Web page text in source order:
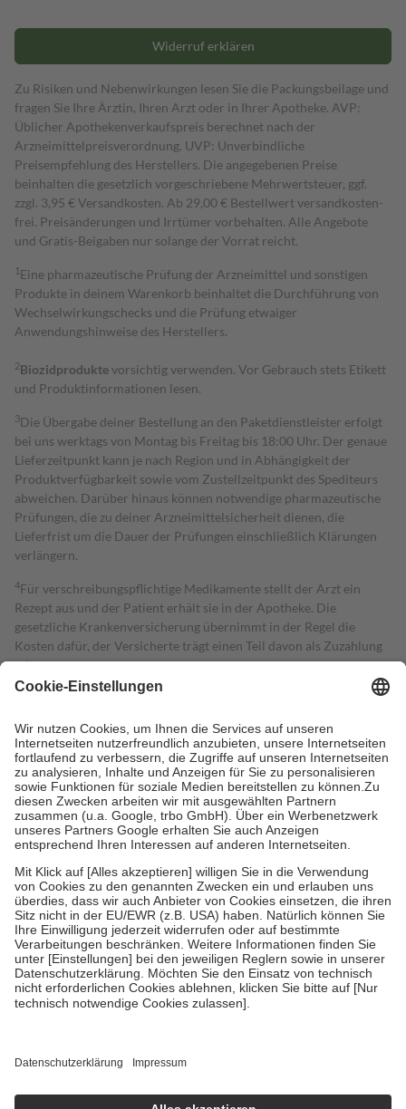
Widerruf erklären
Zu Risiken und Nebenwirkungen lesen Sie die Packungsbeilage und
fragen Sie Ihre Ärztin, Ihren Arzt oder in Ihrer Apotheke. AVP:
Üblicher Apothekenverkaufspreis berechnet nach der
Arzneimittelpreisverordnung. UVP: Unverbindliche
Preisempfehlung des Herstellers. Die angegebenen Preise
beinhalten die gesetzlich vorgeschriebene Mehrwertsteuer, ggf.
zzgl. 3,95 € Versandkosten. Ab 29,00 € Bestell­wert versand­kosten­
frei. Preisänderungen und Irrtümer vorbehalten. Alle Angebote
und Gratis-Beigaben nur solange der Vorrat reicht.
1 Eine pharmazeutische Prüfung der Arzneimittel und sonstigen
Produkte in deinem Warenkorb beinhaltet die Durchführung von
Wechselwirkungschecks und die Prüfung etwaiger
Anwendungshinweise des Herstellers.
2Biozidproduktevorsichtig verwenden. Vor Gebrauch stets Etikett
und Produktinformationen lesen.
3Die Übergabe deiner Bestellung an den Paketdienstleister erfolgt
bei uns werktags von Montag bis Freitag bis 18:00 Uhr. Der genaue
Lieferzeitpunkt kann je nach Region und in Abhängigkeit der
Produktverfügbarkeit sowie vom Zustellzeitpunkt des Spediteurs
abweichen. Darüber hinaus können notwendige pharmazeutische
Prüfungen, die zu deiner Arzneimittelsicherheit dienen, die
Lieferfrist um die Dauer der Prüfungen einschließlich Klärungen
verlängern.
4Für verschreibungspflichtige Medikamente stellt der Arzt ein
Rezept aus und der Patient erhält sie in der Apotheke. Die
gesetzliche Krankenversicherung übernimmt in der Regel die
Kosten dafür, der Versicherte trägt einen Teil davon als Zuzahlung
mit.
Grundsätzlich leisten Mitglieder Zuzahlungen in Höhe von zehn
höchstens zehn Euro.
Es sind jedoch nie mehr als die tatsächlichen
Kosten der Leistung zu entrichten.
Diese Regeln gelten grundsätzlich auch für Online-Apotheken.
Bei Heilmitteln und häuslicher Krankenpflege beträgt die
Zuzahlung zehn Prozent der Kosten sowie zehn Euro je
Verordnung.
Um das Engagement der Versicherten für ihre eigene Gesundheit zu
stärken und die besondere Stellung der Familie zu unterstützen,
fallenkeine Zuzahlungenan bei:
• Kindern und Jugendlichen bis zum vollendeten 18. Lebensjahr
mit Ausnahme der Fahrkosten
• Untersuchungen zur Vorsorge und Früherkennung, die von der
GKV getragen werden
• empfohlenen Schutzimpfungen
• Harn- und Blutteststreifen
getroffen, um sicherzustellen, dass es sich um echte Bewertungen
https://help.etrusted.com/hc/de/articles/4419944605341